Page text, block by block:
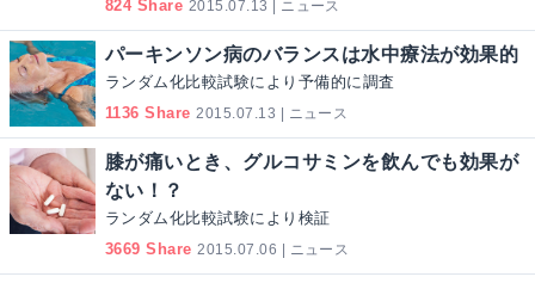
824 Share 2015.07.13 | ニュース
パーキンソン病のバランスは水中療法が効果的
ランダム化比較試験により予備的に調査
1136 Share 2015.07.13 | ニュース
膝が痛いとき、グルコサミンを飲んでも効果が
ない！？
ランダム化比較試験により検証
3669 Share 2015.07.06 | ニュース